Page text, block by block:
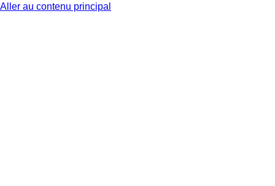
Aller au contenu principal